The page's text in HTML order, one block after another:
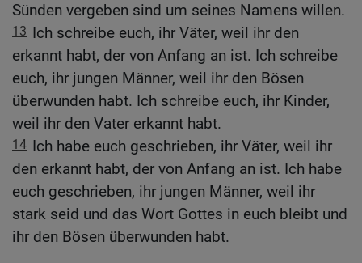
Sünden vergeben sind um seines Namens willen.
13 Ich schreibe euch, ihr Väter, weil ihr den
erkannt habt, der von Anfang an ist. Ich schreibe
euch, ihr jungen Männer, weil ihr den Bösen
überwunden habt. Ich schreibe euch, ihr Kinder,
weil ihr den Vater erkannt habt.
14 Ich habe euch geschrieben, ihr Väter, weil ihr
den erkannt habt, der von Anfang an ist. Ich habe
euch geschrieben, ihr jungen Männer, weil ihr
stark seid und das Wort Gottes in euch bleibt und
ihr den Bösen überwunden habt.